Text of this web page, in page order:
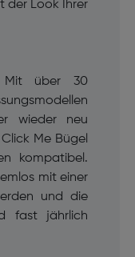
der Look Ihrer
Mit über 30
wieder neu
Me Bügel
kompatibel.
mit einer
und die
fast jährlich